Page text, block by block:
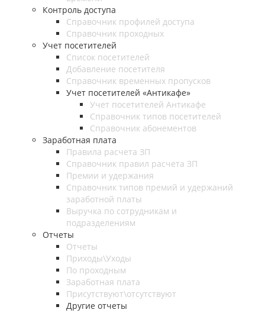
Контроль доступа
Справочник профилей доступа
Справочник проходных
Учет посетителей
Список посетителей
Добавление посетителя
Справочник временных пропусков
Учет посетителей «Антикафе»
Учет посетителей Антикафе
Справочник типов посетителей
Справочник абонементов
Заработная плата
Правила расчета ЗП
Справочник правил расчета ЗП
Премии и удержания
Справочник типов премий и удержаний
заработной платы
Выручка по сотрудникам и
подразделениям
Отчеты
Отчеты
Приходы\Уходы
По проходным
Заработная плата
Присутствуют\отсутствуют
Другие отчеты